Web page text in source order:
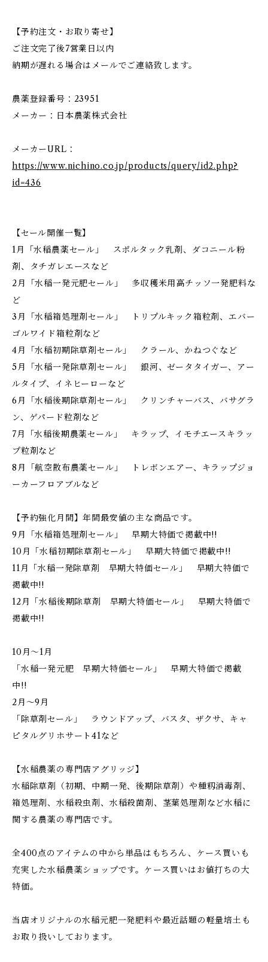
【予約注文・お取り寄せ】
ご注文完了後7営業日以内
納期が遅れる場合はメールでご連絡致します。
農薬登録番号：23951
メーカー：日本農薬株式会社
メーカーURL：
https://www.nichino.co.jp/products/query/id2.php?
id=436
【セール開催一覧】
1月「水稲農薬セール」 スポルタック乳剤、ダコニール粉
剤、タチガレエースなど
2月「水稲一発元肥セール」 多収穫米用高チッソ一発肥料な
ど
3月「水稲箱処理剤セール」 トリプルキック箱粒剤、エバー
ゴルワイド箱粒剤など
4月「水稲初期除草剤セール」 クラール、かねつぐなど
5月「水稲一発除草剤セール」 銀河、ゼータタイガー、アー
ルタイプ、イネヒーローなど
6月「水稲後期除草剤セール」 クリンチャーバス、バサグラ
ン、ゲパード粒剤など
7月「水稲後期農薬セール」 キラップ、イモチエースキラッ
プ粒剤など
8月「航空散布農薬セール」 トレボンエアー、キラップジョ
ーカーフロアブルなど
【予約強化月間】年間最安値の主な商品です。
9月「水稲箱処理剤セール」 早期大特価で掲載中!!
10月「水稲初期除草剤セール」 早期大特価で掲載中!!
11月「水稲一発除草剤 早期大特価セール」 早期大特価で
掲載中!!
12月「水稲後期除草剤 早期大特価セール」 早期大特価で
掲載中!!
10月～1月
「水稲一発元肥 早期大特価セール」 早期大特価で掲載
中!!
2月～9月
「除草剤セール」 ラウンドアップ、バスタ、ザクサ、キャ
ピタルグリホサート41など
【水稲農薬の専門店アグリッジ】
水稲除草剤（初期、中期一発、後期除草剤）や種籾消毒剤、
箱処理剤、水稲殺虫剤、水稲殺菌剤、茎葉処理剤など水稲に
関する農薬の専門店です。
全400点のアイテムの中から単品はもちろん、ケース買いも
充実した水稲農薬ショップです。ケース買いはお値打ちの大
特価。
当店オリジナルの水稲元肥一発肥料や最近話題の軽量培土も
お取り扱いしております。